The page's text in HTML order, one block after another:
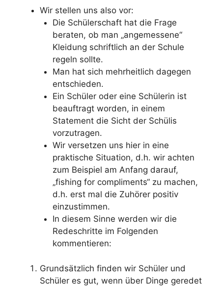
Wir stellen uns also vor:
Die Schülerschaft hat die Frage
beraten, ob man „angemessene“
Kleidung schriftlich an der Schule
regeln sollte.
Man hat sich mehrheitlich dagegen
entschieden.
Ein Schüler oder eine Schülerin ist
beauftragt worden, in einem
Statement die Sicht der Schülis
vorzutragen.
Wir versetzen uns hier in eine
praktische Situation, d.h. wir achten
zum Beispiel am Anfang darauf,
„fishing for compliments“ zu machen,
d.h. erst mal die Zuhörer positiv
einzustimmen.
In diesem Sinne werden wir die
Redeschritte im Folgenden
kommentieren:
Grundsätzlich finden wir Schüler und
Schüler es gut, wenn über Dinge geredet